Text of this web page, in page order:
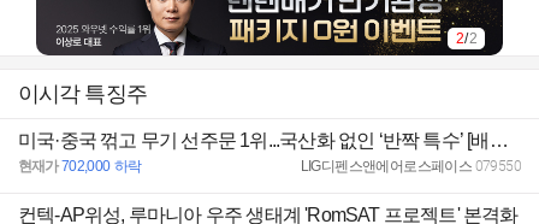
2/2
이시각 특징주
미국·중국 꺾고 무기 선주문 1위...국산화 없인 ‘반짝 특수’ [배창학의 방산인사이드]
현재가702,000 하락 LIG디펜스앤에어로스페이스 079550
컨텍-AP위성, 루마니아 우주 생태계 'RomSAT 프로젝트' 본격화